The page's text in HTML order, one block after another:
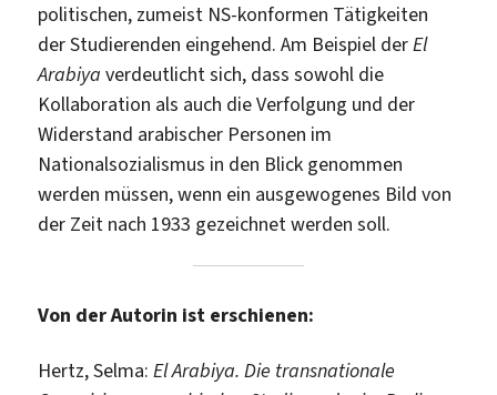
politischen, zumeist NS-konformen Tätigkeiten
der Studierenden eingehend. Am Beispiel derEl
Arabiyaverdeutlicht sich, dass sowohl die
Kollaboration als auch die Verfolgung und der
Widerstand arabischer Personen im
Nationalsozialismus in den Blick genommen
werden müssen, wenn ein ausgewogenes Bild von
der Zeit nach 1933 gezeichnet werden soll.
Von der Autorin ist erschienen:
Hertz, Selma:El Arabiya. Die transnationale